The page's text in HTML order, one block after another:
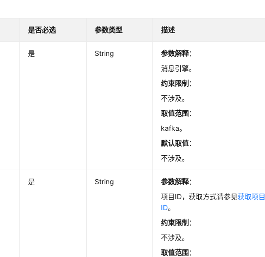
是否必选 参数类型 描述
是 String 参数解释：
消息引擎。
约束限制 ：
不涉及。
取值范围：
kafka。
默认取值：
不涉及。
是 String 参数解释：
项目ID，获取方式请参见获取项目
ID。
约束限制 ：
不涉及。
取值范围：